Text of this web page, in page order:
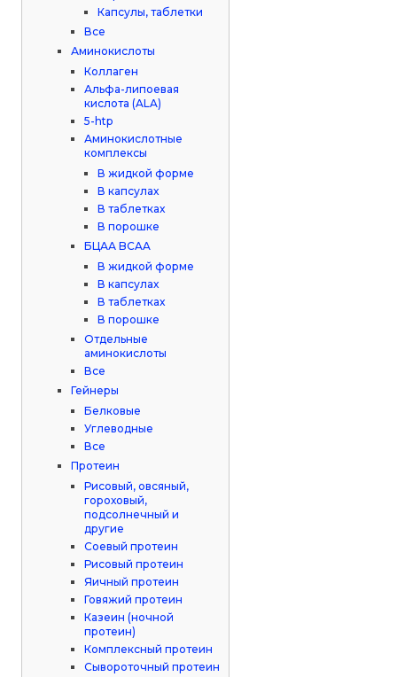
Капсулы, таблетки
Все
Аминокислоты
Коллаген
Альфа-липоевая
кислота (ALA)
5-htp
Аминокислотные
комплексы
В жидкой форме
В капсулах
В таблетках
В порошке
БЦАА BCAA
В жидкой форме
В капсулах
В таблетках
В порошке
Отдельные
аминокислоты
Все
Гейнеры
Белковые
Углеводные
Все
Протеин
Рисовый, овсяный,
гороховый,
подсолнечный и
другие
Соевый протеин
Рисовый протеин
Яичный протеин
Говяжий протеин
Казеин (ночной
протеин)
Комплексный протеин
Сывороточный протеин